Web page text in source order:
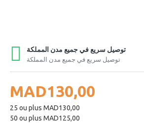
توصيل سريع في جميع مدن المملكة
توصيل سريع في جميع مدن المملكة
MAD130,00
25 ou plus MAD130,00
50 ou plus MAD125,00